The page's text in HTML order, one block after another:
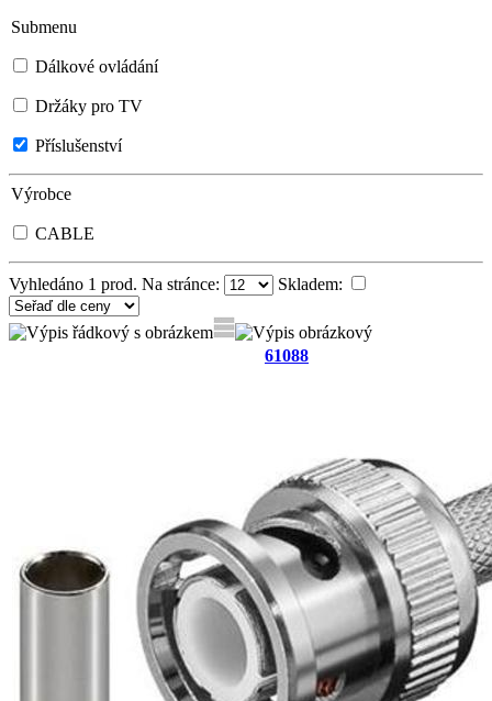
Submenu
Dálkové ovládání
Držáky pro TV
Příslušenství
Výrobce
CABLE
Vyhledáno 1 prod. Na stránce: Skladem:
61088